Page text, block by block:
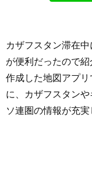
カザフスタン滞在
が便利だったので
作成した地図アプ
に、カザフスタン
ソ連圏の情報が充実